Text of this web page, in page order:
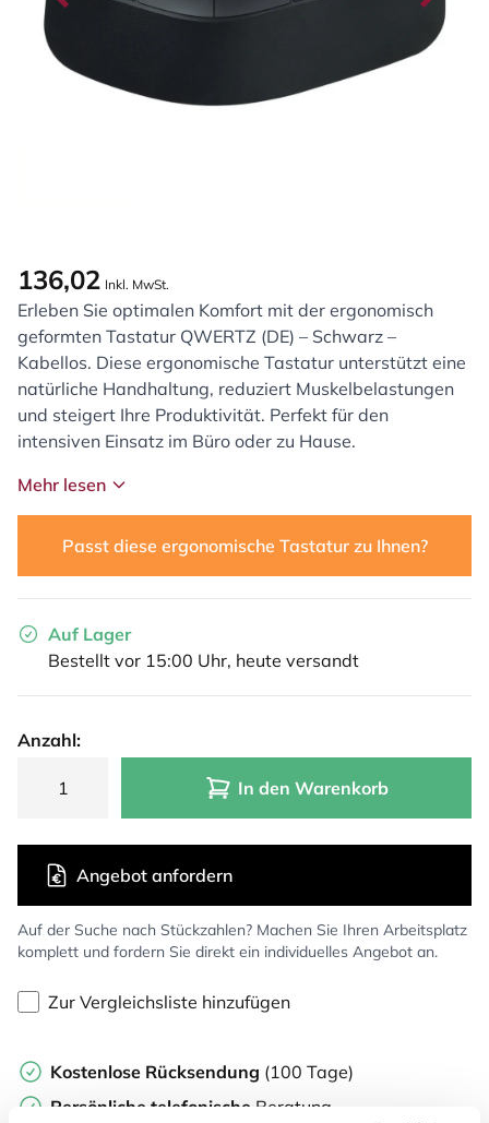
136,02 Inkl. MwSt.
Erleben Sie optimalen Komfort mit der ergonomisch
geformten Tastatur QWERTZ (DE) – Schwarz –
Kabellos. Diese ergonomische Tastatur unterstützt eine
natürliche Handhaltung, reduziert Muskelbelastungen
und steigert Ihre Produktivität. Perfekt für den
intensiven Einsatz im Büro oder zu Hause.
Mehr lesen
Passt diese ergonomische Tastatur zu Ihnen?
Auf Lager
Bestellt vor 15:00 Uhr, heute versandt
Anzahl:
In den Warenkorb
Auf der Suche nach Stückzahlen? Machen Sie Ihren Arbeitsplatz
komplett und fordern Sie direkt ein individuelles Angebot an.
Angebot anfordern
Zur Vergleichsliste hinzufügen
Kostenlose Rücksendung (100 Tage)
Persönliche telefonische Beratung